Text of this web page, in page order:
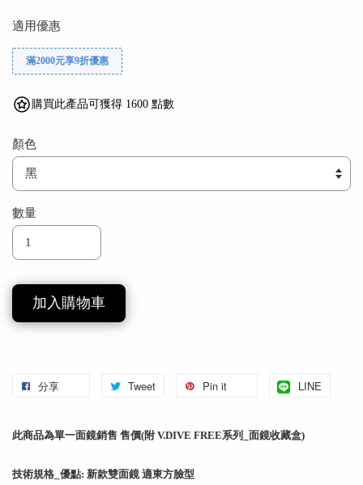
適用優惠
滿2000元享9折優惠
購買此產品可獲得 1600 點數
顏色
數量
加入購物車
分享 Tweet Pin it LINE
此商品為單一面鏡銷售 售價(附 V.DIVE FREE系列_面鏡收藏盒)
技術規格_優點: 新款雙面鏡 適東方臉型